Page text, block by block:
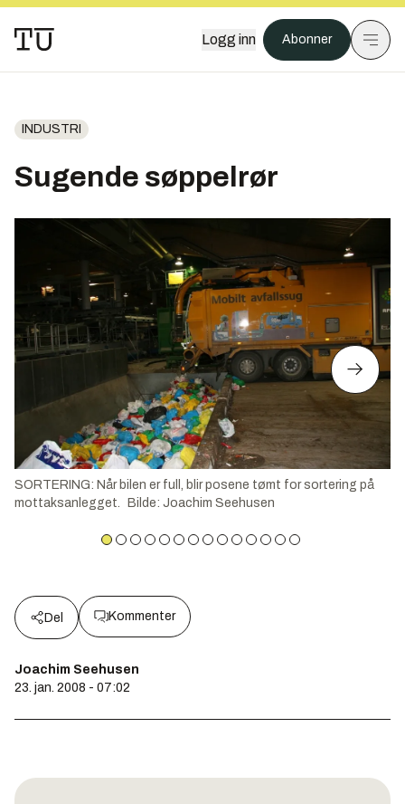
Logg inn Abonner
INDUSTRI
Sugende søppelrør
SORTERING: Når bilen er full, blir posene tømt for sortering på
mottaksanlegget.
Bilde: Joachim Seehusen
Del Kommenter
Joachim Seehusen
23. jan. 2008 - 07:02